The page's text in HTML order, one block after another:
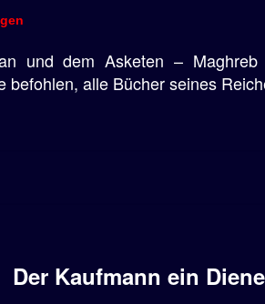
und dem Asketen –
befohlen, alle Bücher seines
Der Kaufmann ein